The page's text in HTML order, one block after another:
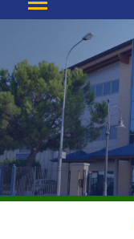
PRODOTTI
NORMATIVE
MEDIA
DOWNLOAD
SERVIZIO CLIENTI